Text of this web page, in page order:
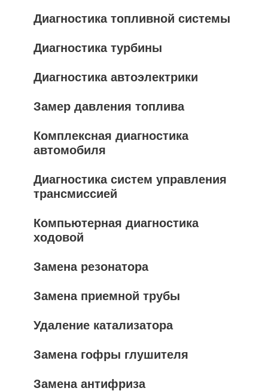
Диагностика топливной системы
Диагностика турбины
Диагностика автоэлектрики
Замер давления топлива
Комплексная диагностика
автомобиля
Диагностика систем управления
трансмиссией
Компьютерная диагностика
ходовой
Замена резонатора
Замена приемной трубы
Удаление катализатора
Замена гофры глушителя
Замена антифриза